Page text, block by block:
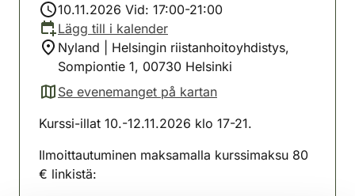
10.11.2026 Vid: 17:00-21:00
Lägg till i kalender
Nyland | Helsingin riistanhoitoyhdistys,
Sompiontie 1, 00730 Helsinki
Se evenemanget på kartan
(avautuu uuteen välilehteen)
Kurssi-illat 10.-12.11.2026 klo 17-21.
Ilmoittautuminen maksamalla kurssimaksu 80
€ linkistä: